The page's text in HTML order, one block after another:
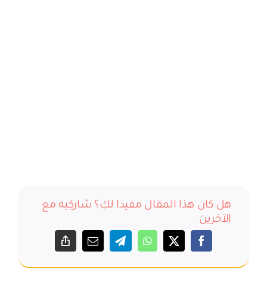
هل كان هذا المقال مفيدا لكِ؟ شاركِيه مع
الآخرين